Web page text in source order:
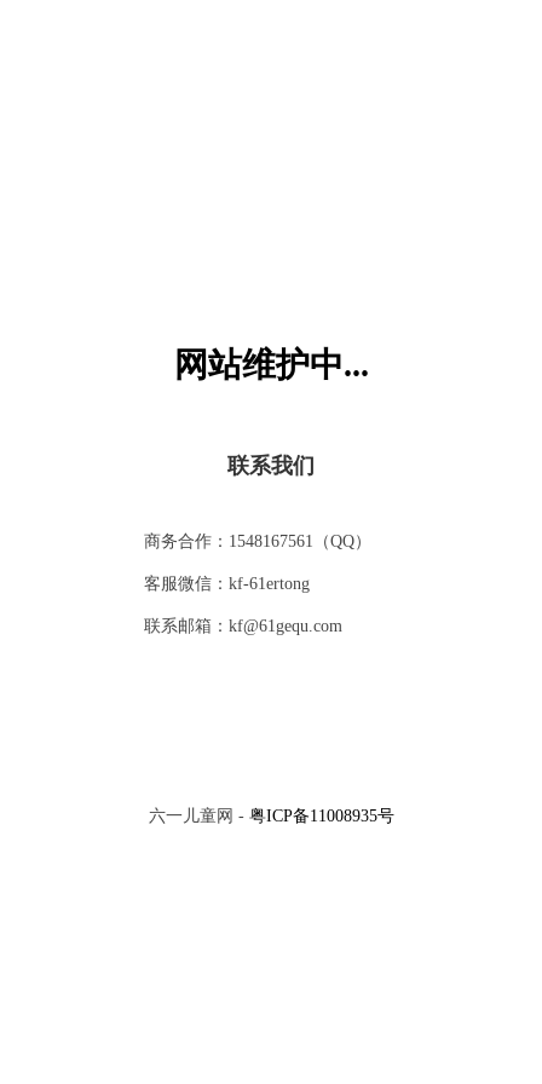
网站维护中...
联系我们
商务合作：1548167561（QQ）
客服微信：kf-61ertong
联系邮箱：kf@61gequ.com
六一儿童网 - 粤ICP备11008935号